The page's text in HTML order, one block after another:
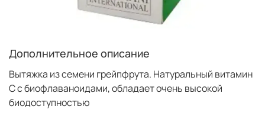
Дополнительное описание
Вытяжка из семени грейпфрута. Натуральный витамин
С с биофлаваноидами, обладает очень высокой
биодоступностью